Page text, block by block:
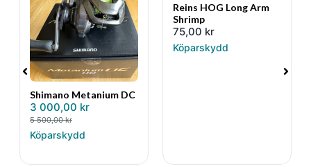
Shimano Metanium DC
3 000,00 kr
5 500,00kr
Köparskydd
Reins HOG Long Arm
Shrimp
75,00 kr
Köparskydd